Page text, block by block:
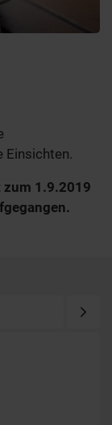
Einsichten.
zum 1.9.2019